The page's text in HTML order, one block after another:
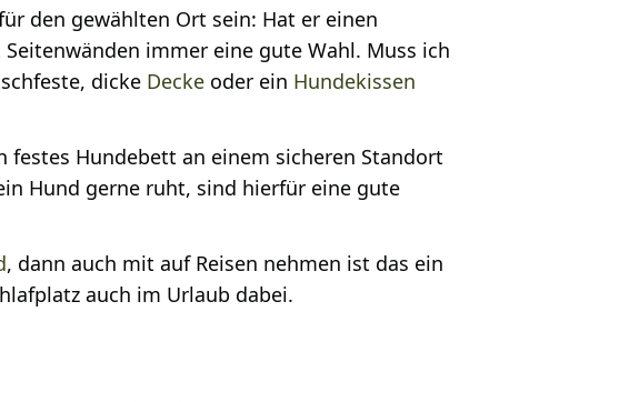
den gewählten Ort sein: Hat er einen
immer eine gute Wahl. Muss ich
dicke Decke oder ein Hundekissen
festes Hundebett an einem sicheren Standort
Hund gerne ruht, sind hierfür eine gute
, dann auch mit auf Reisen nehmen ist das ein
auch im Urlaub dabei.